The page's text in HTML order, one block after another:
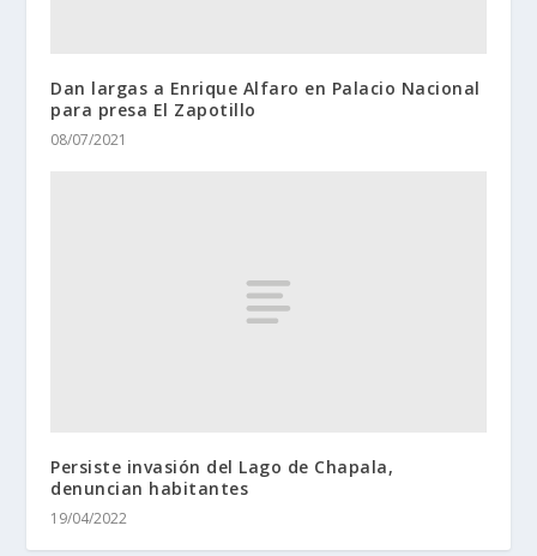
Dan largas a Enrique Alfaro en Palacio Nacional
para presa El Zapotillo
08/07/2021
Persiste invasión del Lago de Chapala,
denuncian habitantes
19/04/2022